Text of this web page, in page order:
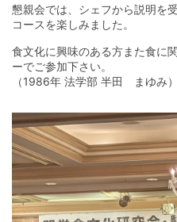
懇親会では、シェフから説明を
コースを楽しみました。
食文化に興味のある方また食に
ーでご参加下さい。
（1986年 法学部 半田 まゆみ）